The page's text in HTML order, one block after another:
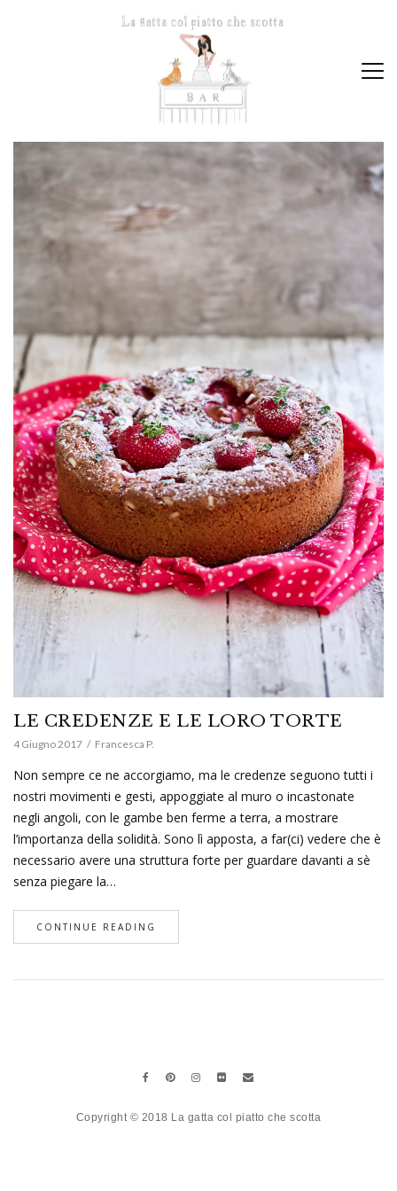
LE CREDENZE E LE LORO TORTE
4 Giugno 2017 Francesca P.
Non sempre ce ne accorgiamo, ma le credenze seguono tutti i
nostri movimenti e gesti, appoggiate al muro o incastonate
negli angoli, con le gambe ben ferme a terra, a mostrare
l’importanza della solidità. Sono lì apposta, a far(ci) vedere che è
necessario avere una struttura forte per guardare davanti a sè
senza piegare la…
CONTINUE READING
Copyright © 2018 La gatta col piatto che scotta